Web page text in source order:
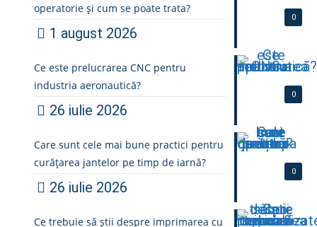
0
operatorie și cum se poate trata?
1 august 2026
0
Ce este prelucrarea CNC pentru
industria aeronautică?
26 iulie 2026
0
Care sunt cele mai bune practici pentru
curățarea jantelor pe timp de iarnă?
26 iulie 2026
Ce trebuie să știi despre imprimarea cu